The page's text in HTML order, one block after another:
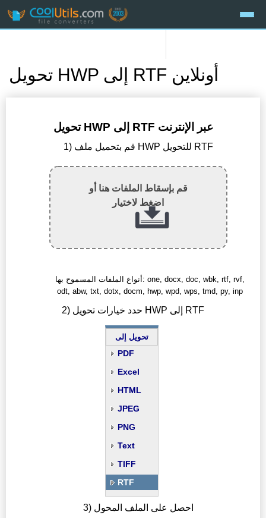
تحويل HWP إلى RTF أونلاين
تحويل HWP إلى RTF عبر الإنترنت
1) قم بتحميل ملف HWP للتحويل RTF
قم بإسقاط الملفات هنا أو
اضغط لاختيار
أنواع الملفات المسموح بها: one, docx, doc, wbk, rtf, rvf,
odt, abw, txt, dotx, docm, hwp, wpd, wps, tmd, py, inp
2) حدد خيارات تحويل HWP إلى RTF
تحويل إلى
PDF
Excel
HTML
JPEG
PNG
Text
TIFF
RTF
3) احصل على الملف المحول